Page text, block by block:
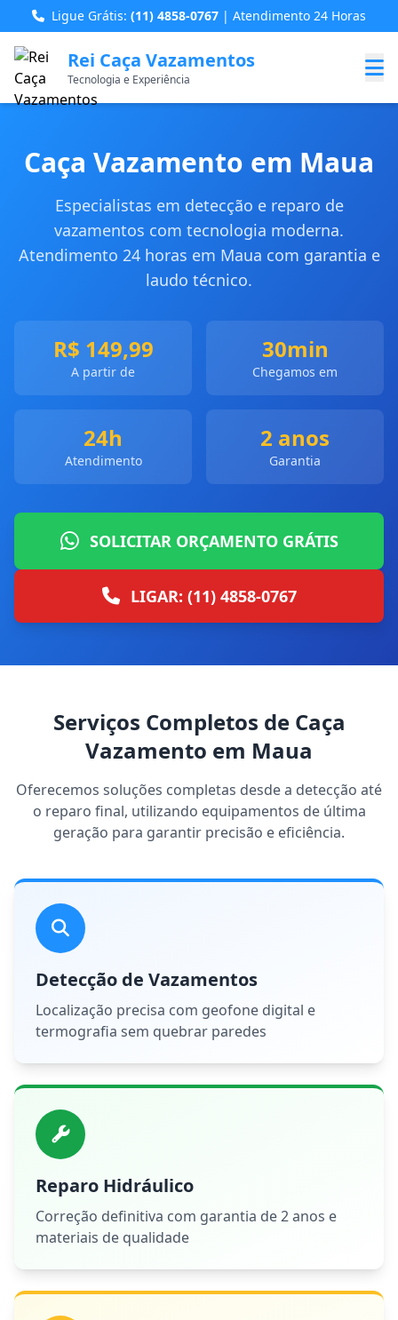
Ligue Grátis: (11) 4858-0767 | Atendimento 24 Horas
Rei Caça Vazamentos
Tecnologia e Experiência
Caça Vazamento em Maua
Especialistas em detecção e reparo de
vazamentos com tecnologia moderna.
Atendimento 24 horas em Maua com garantia e
laudo técnico.
R$ 149,99
A partir de
30min
Chegamos em
24h
Atendimento
2 anos
Garantia
SOLICITAR ORÇAMENTO GRÁTIS
LIGAR: (11) 4858-0767
Serviços Completos de Caça
Vazamento em Maua
Oferecemos soluções completas desde a detecção até
o reparo final, utilizando equipamentos de última
geração para garantir precisão e eficiência.
Detecção de Vazamentos
Localização precisa com geofone digital e
termografia sem quebrar paredes
Reparo Hidráulico
Correção definitiva com garantia de 2 anos e
materiais de qualidade